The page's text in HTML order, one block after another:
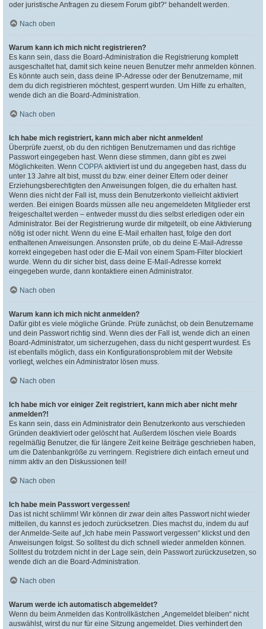
oder juristische Anfragen zu diesem Forum gibt?“ behandelt werden.
Nach oben
Warum kann ich mich nicht registrieren?
Es kann sein, dass die Board-Administration die Registrierung komplett
ausgeschaltet hat, damit sich keine neuen Benutzer mehr anmelden können.
Es könnte auch sein, dass deine IP-Adresse oder der Benutzername, mit
dem du dich registrieren möchtest, gesperrt wurden. Um Hilfe zu erhalten,
wende dich an die Board-Administration.
Nach oben
Ich habe mich registriert, kann mich aber nicht anmelden!
Überprüfe zuerst, ob du den richtigen Benutzernamen und das richtige
Passwort eingegeben hast. Wenn diese stimmen, dann gibt es zwei
Möglichkeiten. Wenn COPPA aktiviert ist und du angegeben hast, dass du
unter 13 Jahre alt bist, musst du bzw. einer deiner Eltern oder deiner
Erziehungsberechtigten den Anweisungen folgen, die du erhalten hast.
Wenn dies nicht der Fall ist, muss dein Benutzerkonto vielleicht aktiviert
werden. Bei einigen Boards müssen alle neu angemeldeten Mitglieder erst
freigeschaltet werden – entweder musst du dies selbst erledigen oder ein
Administrator. Bei der Registrierung wurde dir mitgeteilt, ob eine Aktivierung
nötig ist oder nicht. Wenn du eine E-Mail erhalten hast, folge den dort
enthaltenen Anweisungen. Ansonsten prüfe, ob du deine E-Mail-Adresse
korrekt eingegeben hast oder die E-Mail von einem Spam-Filter blockiert
wurde. Wenn du dir sicher bist, dass deine E-Mail-Adresse korrekt
eingegeben wurde, dann kontaktiere einen Administrator.
Nach oben
Warum kann ich mich nicht anmelden?
Dafür gibt es viele mögliche Gründe. Prüfe zunächst, ob dein Benutzername
und dein Passwort richtig sind. Wenn dies der Fall ist, wende dich an einen
Board-Administrator, um sicherzugehen, dass du nicht gesperrt wurdest. Es
ist ebenfalls möglich, dass ein Konfigurationsproblem mit der Website
vorliegt, welches ein Administrator lösen muss.
Nach oben
Ich habe mich vor einiger Zeit registriert, kann mich aber nicht mehr
anmelden?!
Es kann sein, dass ein Administrator dein Benutzerkonto aus verschieden
Gründen deaktiviert oder gelöscht hat. Außerdem löschen viele Boards
regelmäßig Benutzer, die für längere Zeit keine Beiträge geschrieben haben,
um die Datenbankgröße zu verringern. Registriere dich einfach erneut und
nimm aktiv an den Diskussionen teil!
Nach oben
Ich habe mein Passwort vergessen!
Das ist nicht schlimm! Wir können dir zwar dein altes Passwort nicht wieder
mitteilen, du kannst es jedoch zurücksetzen. Dies machst du, indem du auf
der Anmelde-Seite auf „Ich habe mein Passwort vergessen“ klickst und den
Anweisungen folgst. So solltest du dich schnell wieder anmelden können.
Solltest du trotzdem nicht in der Lage sein, dein Passwort zurückzusetzen, so
wende dich an die Board-Administration.
Nach oben
Warum werde ich automatisch abgemeldet?
Wenn du beim Anmelden das Kontrollkästchen „Angemeldet bleiben“ nicht
auswählst, wirst du nur für eine Sitzung angemeldet. Dies verhindert den